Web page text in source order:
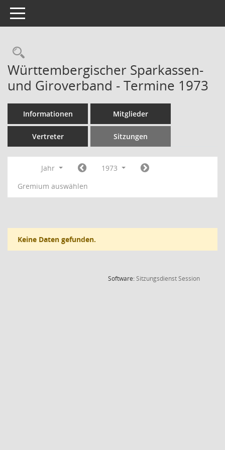
Toggle navigation
Rechercheauswahl
Württembergischer Sparkassen-
und Giroverband - Termine 1973
Informationen Mitglieder
Vertreter Sitzungen
Jahr
1973
Gremium auswählen
Keine Daten gefunden.
Software:SitzungsdienstSession(Wird in